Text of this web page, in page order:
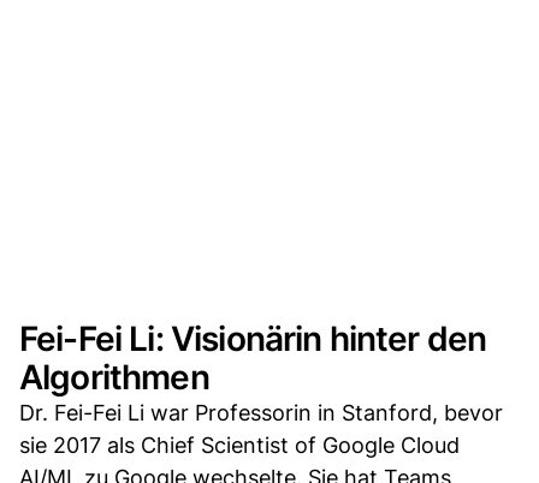
Fei-Fei Li: Visionärin hinter den
Algorithmen
Dr. Fei-Fei Li war Professorin in Stanford, bevor
sie 2017 als Chief Scientist of Google Cloud
AI/ML zu Google wechselte. Sie hat Teams